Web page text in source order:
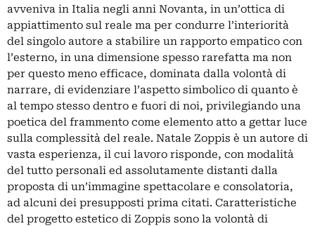
avveniva in Italia negli anni Novanta, in un’ottica di
appiattimento sul reale ma per condurre l’interiorità
del singolo autore a stabilire un rapporto empatico con
l’esterno, in una dimensione spesso rarefatta ma non
per questo meno efficace, dominata dalla volontà di
narrare, di evidenziare l’aspetto simbolico di quanto è
al tempo stesso dentro e fuori di noi, privilegiando una
poetica del frammento come elemento atto a gettar luce
sulla complessità del reale. Natale Zoppis è un autore di
vasta esperienza, il cui lavoro risponde, con modalità
del tutto personali ed assolutamente distanti dalla
proposta di un’immagine spettacolare e consolatoria,
ad alcuni dei presupposti prima citati. Caratteristiche
del progetto estetico di Zoppis sono la volontà di